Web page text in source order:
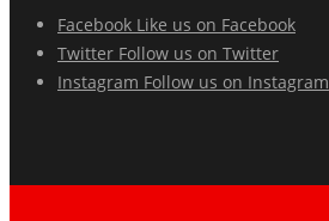
Facebook Like us on Facebook
Twitter Follow us on Twitter
Instagram Follow us on Instagram